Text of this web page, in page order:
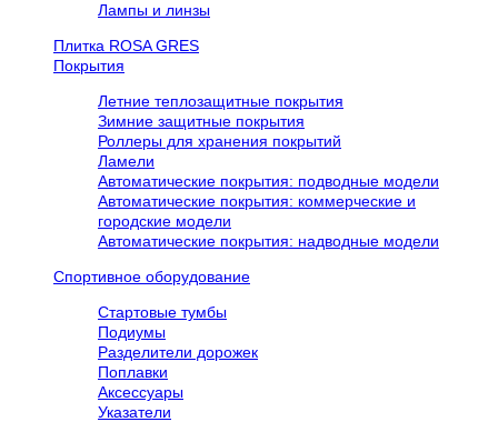
Лампы и линзы
Плитка ROSA GRES
Покрытия
Летние теплозащитные покрытия
Зимние защитные покрытия
Роллеры для хранения покрытий
Ламели
Автоматические покрытия: подводные модели
Автоматические покрытия: коммерческие и
городские модели
Автоматические покрытия: надводные модели
Спортивное оборудование
Стартовые тумбы
Подиумы
Разделители дорожек
Поплавки
Аксессуары
Указатели